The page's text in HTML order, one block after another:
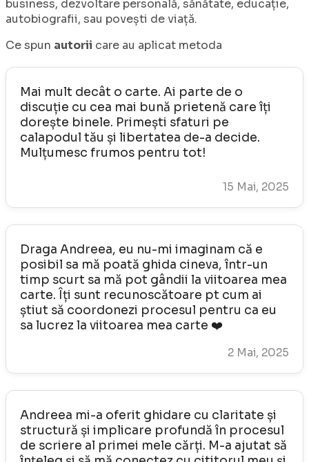
business, dezvoltare personală, sănătate, educație,
autobiografii, sau povești de viață.
Ce spun autorii care au aplicat metoda
Mai mult decât o carte. Ai parte de o
discuție cu cea mai bună prietenă care îți
dorește binele. Primești sfaturi pe
calapodul tău și libertatea de-a decide.
Mulțumesc frumos pentru tot!
15 Mai, 2025
Draga Andreea, eu nu-mi imaginam că e
posibil sa mă poată ghida cineva, într-un
timp scurt sa mă pot gândii la viitoarea mea
carte. Îți sunt recunoscătoare pt cum ai
știut să coordonezi procesul pentru ca eu
sa lucrez la viitoarea mea carte ❤️
2 Mai, 2025
Andreea mi-a oferit ghidare cu claritate și
structură și implicare profundă în procesul
de scriere al primei mele cărți. M-a ajutat să